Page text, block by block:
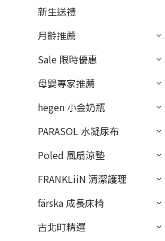
新生送禮
月齡推薦
Sale 限時優惠
母嬰專家推薦
hegen 小金奶瓶
PARASOL 水凝尿布
Poled 風扇涼墊
FRANKLiiN 清潔護理
färska 成長床椅
古北町精選